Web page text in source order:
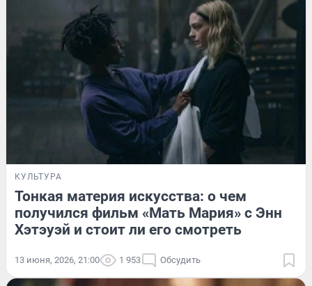
КУЛЬТУРА
Тонкая материя искусства: о чем
получился фильм «Мать Мария» с Энн
Хэтэуэй и стоит ли его смотреть
13 июня, 2026, 21:00 1 953 Обсудить